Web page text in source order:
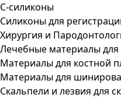
С-силиконы
Силиконы для
Хирургия и
Лечебные материалы для
Материалы для костной
Материалы для
Скальпели и лезвия для